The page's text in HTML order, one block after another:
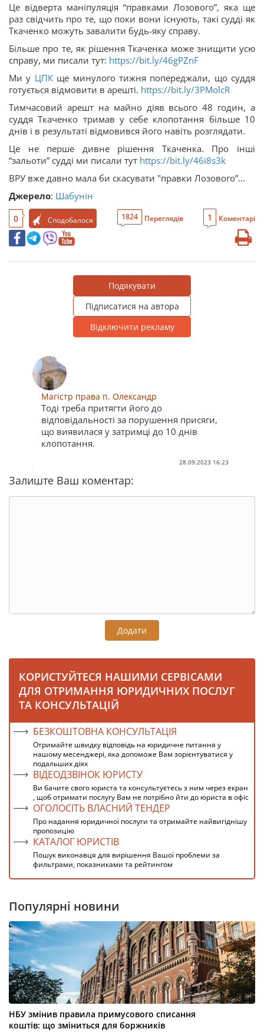
Це відверта маніпуляція “правками Лозового”, яка ще
раз свідчить про те, що поки вони існують, такі судді як
Ткаченко можуть завалити будь-яку справу.
Більше про те, як рішення Ткаченка може знищити усю
справу, ми писали тут: https://bit.ly/46gPZnF
Ми у ЦПКще минулого тижня попереджали, що суддя
готується відмовити в арешті. https://bit.ly/3PMolcR
Тимчасовий арешт на майно діяв всього 48 годин, а
суддя Ткаченко тримав у себе клопотання більше 10
днів і в результаті відмовився його навіть розглядати.
Це не перше дивне рішення Ткаченка. Про інші
“зальоти” судді ми писали тут https://bit.ly/46i8s3k
ВРУ вже давно мала би скасувати "правки Лозового”...
Джерело: Шабунін
0 Сподобалося 1824 Переглядів 1 Коментарі
Подякувати
Підписатися на автора
Відключити рекламу
Магістр права п. Олександр
Тоді треба притягти його до
відповідальності за порушення присяги,
що виявилася у затримці до 10 днів
клопотання.
28.09.2023 16:23
Залиште Ваш коментар:
Додати
КОРИСТУЙТЕСЯ НАШИМИ СЕРВІСАМИ
ДЛЯ ОТРИМАННЯ ЮРИДИЧНИХ ПОСЛУГ
ТА КОНСУЛЬТАЦІЙ
БЕЗКОШТОВНА КОНСУЛЬТАЦІЯ
Отримайте швидку відповідь на юридичне питання у
нашому месенджері, яка допоможе Вам зорієнтуватися у
подальших діях
ВІДЕОДЗВІНОК ЮРИСТУ
Ви бачите свого юриста та консультуєтесь з ним через екран
, щоб отримати послугу Вам не потрібно йти до юриста в офіс
ОГОЛОСІТЬ ВЛАСНИЙ ТЕНДЕР
Про надання юридичної послуги та отримайте найвигіднішу
пропозицію
КАТАЛОГ ЮРИСТІВ
Пошук виконавця для вирішення Вашої проблеми за
фильтрами, показниками та рейтингом
Популярні новини
НБУ змінив правила примусового списання
коштів: що зміниться для боржників